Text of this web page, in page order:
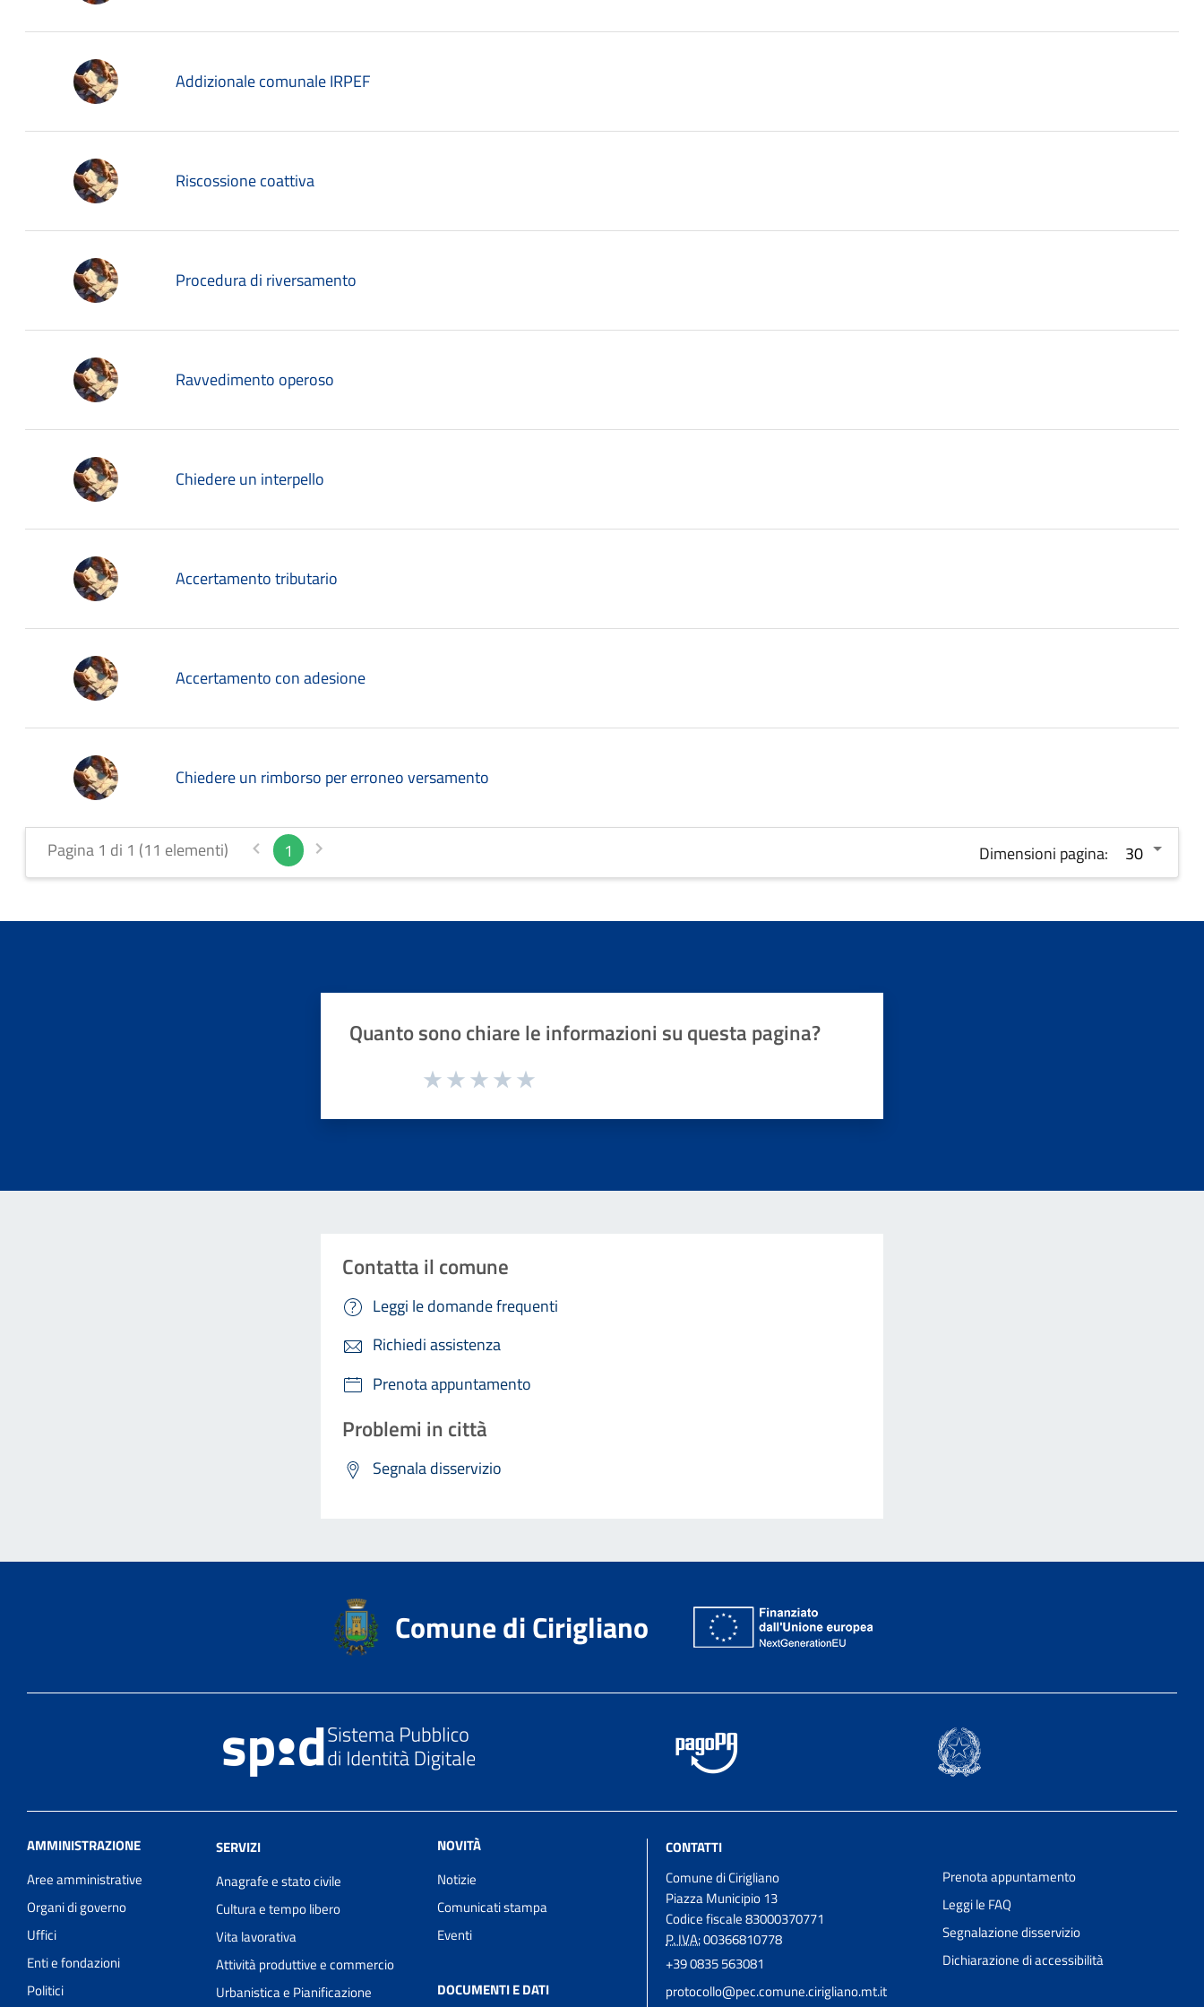
Addizionale comunale IRPEF
Riscossione coattiva
Procedura di riversamento
Ravvedimento operoso
Chiedere un interpello
Accertamento tributario
Accertamento con adesione
Chiedere un rimborso per erroneo versamento
Pagina 1 di 1 (11 elementi) 1 Dimensioni pagina:
Quanto sono chiare le informazioni su questa pagina?
Valuta da 1 a 5 stelle la pagina
Contatta il comune
Leggi le domande frequenti
Richiedi assistenza
Prenota appuntamento
Problemi in città
Segnala disservizio
Comune di Cirigliano
AMMINISTRAZIONE
Aree amministrative
Organi di governo
Uffici
Enti e fondazioni
Politici
SERVIZI
Anagrafe e stato civile
Cultura e tempo libero
Vita lavorativa
Attività produttive e commercio
Urbanistica e Pianificazione
NOVITÀ
Notizie
Comunicati stampa
Eventi
DOCUMENTI E DATI
CONTATTI
Comune di Cirigliano
Piazza Municipio 13
Codice fiscale 83000370771
P. IVA:00366810778
+39 0835 563081
protocollo@pec.comune.cirigliano.mt.it
Prenota appuntamento
Leggi le FAQ
Segnalazione disservizio
Dichiarazione di accessibilità